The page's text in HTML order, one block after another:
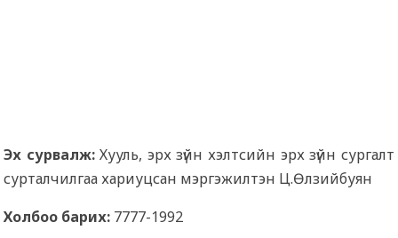
Эх сурвалж:Хууль, эрх зүйн хэлтсийн эрх зүйн сургалт
сурталчилгаа хариуцсан мэргэжилтэн Ц.Өлзийбуян
Холбоо барих: 7777-1992